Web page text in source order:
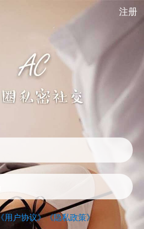
注册
用户协议》《隐私政策》